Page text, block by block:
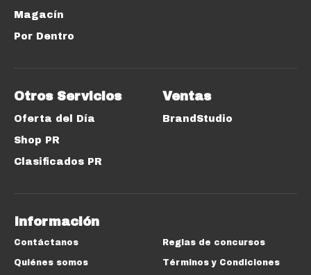
Magacín
Por Dentro
Otros Servicios
Oferta del Día
Shop PR
Clasificados PR
Ventas
BrandStudio
Información
Contáctanos
Quiénes somos
Reglas de concursos
Términos y Condiciones